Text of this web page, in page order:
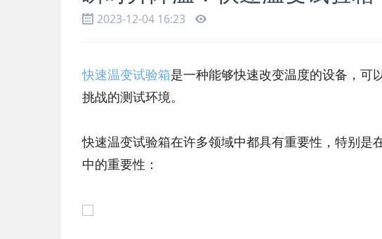
2023-12-04 16:23
快速温变试验箱是一种能够快速改变温度的设备，可
挑战的测试环境。
快速温变试验箱在许多领域中都具有重要性，特别
中的重要性：